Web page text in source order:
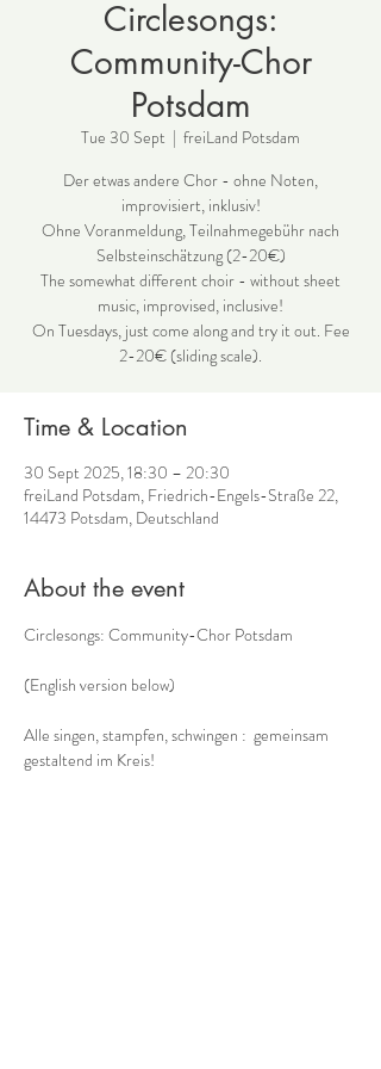
Circlesongs:
Community-Chor
Potsdam
Tue 30 Sept
  |
freiLand Potsdam
Der etwas andere Chor - ohne Noten,
improvisiert, inklusiv!
Ohne Voranmeldung, Teilnahmegebühr nach
Selbsteinschätzung (2-20€)
The somewhat different choir - without sheet
music, improvised, inclusive!
On Tuesdays, just come along and try it out. Fee
2-20€ (sliding scale).
Time & Location
30 Sept 2025, 18:30 – 20:30
freiLand Potsdam, Friedrich-Engels-Straße 22,
14473 Potsdam, Deutschland
About the event
Circlesongs: Community-Chor Potsdam
(English version below)
Alle singen, stampfen, schwingen :  gemeinsam
gestaltend im Kreis!